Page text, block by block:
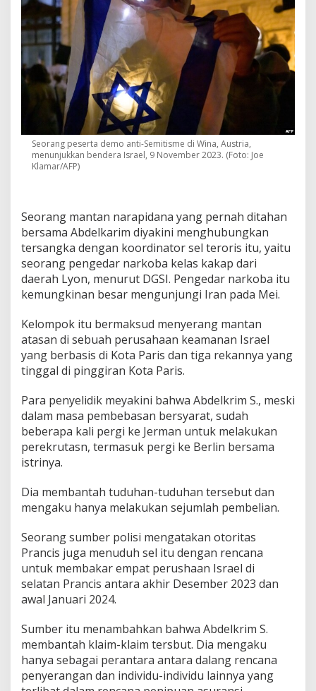
Seorang peserta demo anti-Semitisme di Wina, Austria,
menunjukkan bendera Israel, 9 November 2023. (Foto: Joe
Klamar/AFP)
Seorang mantan narapidana yang pernah ditahan
bersama Abdelkarim diyakini menghubungkan
tersangka dengan koordinator sel teroris itu, yaitu
seorang pengedar narkoba kelas kakap dari
daerah Lyon, menurut DGSI. Pengedar narkoba itu
kemungkinan besar mengunjungi Iran pada Mei.
Kelompok itu bermaksud menyerang mantan
atasan di sebuah perusahaan keamanan Israel
yang berbasis di Kota Paris dan tiga rekannya yang
tinggal di pinggiran Kota Paris.
Para penyelidik meyakini bahwa Abdelkrim S., meski
dalam masa pembebasan bersyarat, sudah
beberapa kali pergi ke Jerman untuk melakukan
perekrutasn, termasuk pergi ke Berlin bersama
istrinya.
Dia membantah tuduhan-tuduhan tersebut dan
mengaku hanya melakukan sejumlah pembelian.
Seorang sumber polisi mengatakan otoritas
Prancis juga menuduh sel itu dengan rencana
untuk membakar empat perushaan Israel di
selatan Prancis antara akhir Desember 2023 dan
awal Januari 2024.
Sumber itu menambahkan bahwa Abdelkrim S.
membantah klaim-klaim tersbut. Dia mengaku
hanya sebagai perantara antara dalang rencana
penyerangan dan individu-individu lainnya yang